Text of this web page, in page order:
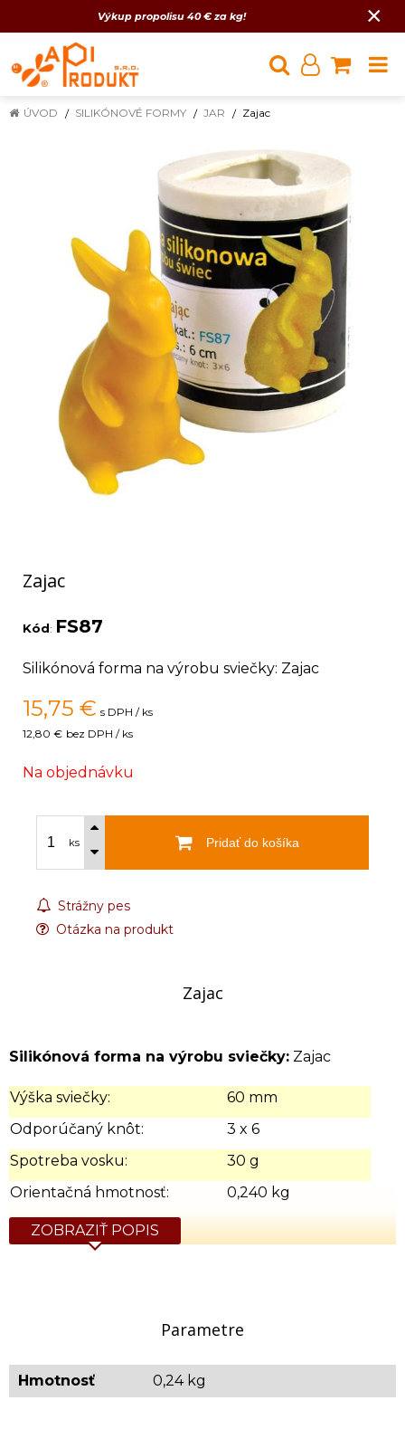
Výkup propolisu 40 € za kg! ×
ÚVOD SILIKÓNOVÉ FORMY JAR Zajac
Zajac
Kód: FS87
Silikónová forma na výrobu sviečky: Zajac
15,75 € s DPH / ks
12,80 € bez DPH / ks
Na objednávku
ks Pridať do košíka
Strážny pes
Otázka na produkt
Zajac
Silikónová forma na výrobu sviečky: Zajac
Výška sviečky:
60 mm
Odporúčaný knôt:
3 x 6
Spotreba vosku:
30 g
Orientačná hmotnosť:
0,240 kg
ZOBRAZIŤ POPIS
Parametre
Hmotnosť 0,24 kg